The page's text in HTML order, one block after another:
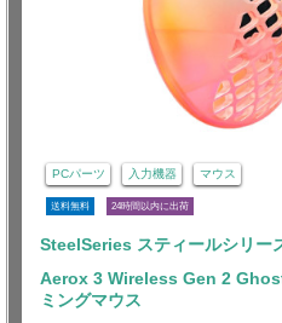
PCパーツ 入力機器 マウス
送料無料 24時間以内に出荷
SteelSeries スティールシリー
Aerox 3 Wireless Gen 2
ミングマウス